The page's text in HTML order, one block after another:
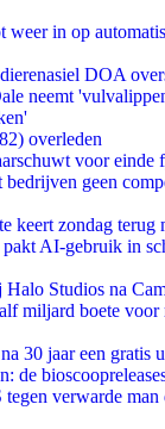
weer in op
DOA
neemt
overleden
voor einde
geen
keert zondag terug
AI-gebruik in
Halo Studios na
miljard boete voor
30 jaar een gratis
de
verwarde man